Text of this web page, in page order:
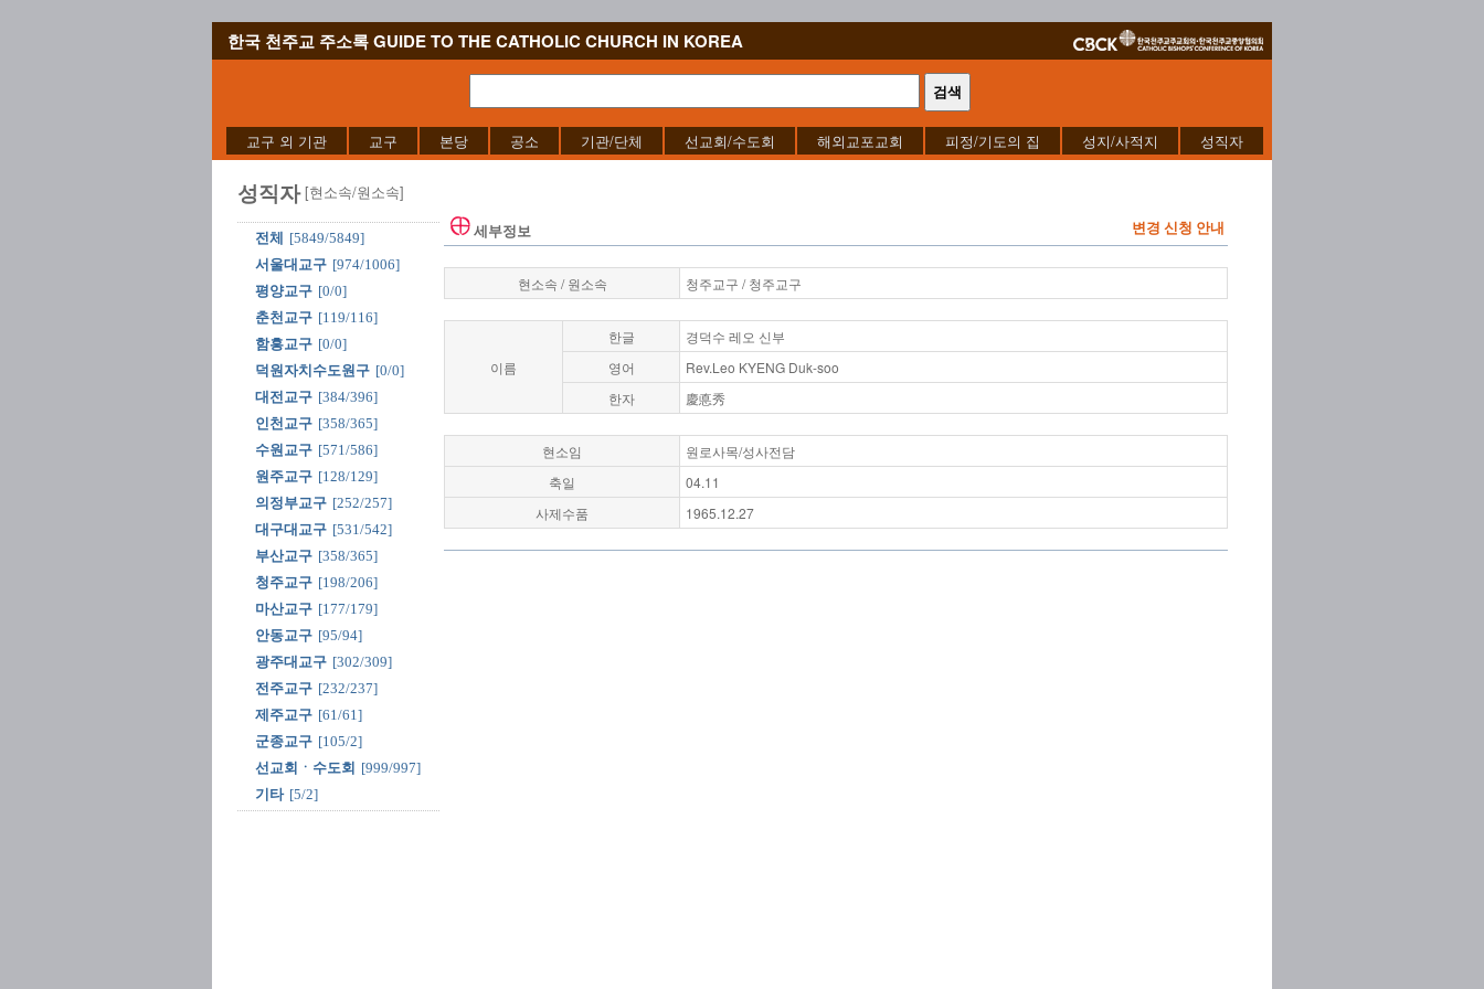
한국 천주교 주소록 GUIDE TO THE CATHOLIC CHURCH IN KOREA
교구 외 기관 교구 본당 공소 기관/단체 선교회/수도회 해외교포교회 피정/기도의 집 성지/사적지 성직자
성직자 [현소속/원소속]
전체
[5849/5849]
서울대교구 [974/1006]
평양교구 [0/0]
춘천교구 [119/116]
함흥교구 [0/0]
덕원자치수도원구 [0/0]
대전교구 [384/396]
인천교구 [358/365]
수원교구 [571/586]
원주교구 [128/129]
의정부교구 [252/257]
대구대교구 [531/542]
부산교구 [358/365]
청주교구 [198/206]
마산교구 [177/179]
안동교구 [95/94]
광주대교구 [302/309]
전주교구 [232/237]
제주교구 [61/61]
군종교구 [105/2]
선교회ㆍ수도회 [999/997]
기타 [5/2]
세부정보 변경 신청 안내
현소속 / 원소속 청주교구 / 청주교구
이름
한글
경덕수 레오 신부
영어
Rev.Leo KYENG Duk-soo
한자
慶悳秀
현소임
원로사목/성사전담
축일
04.11
사제수품
1965.12.27